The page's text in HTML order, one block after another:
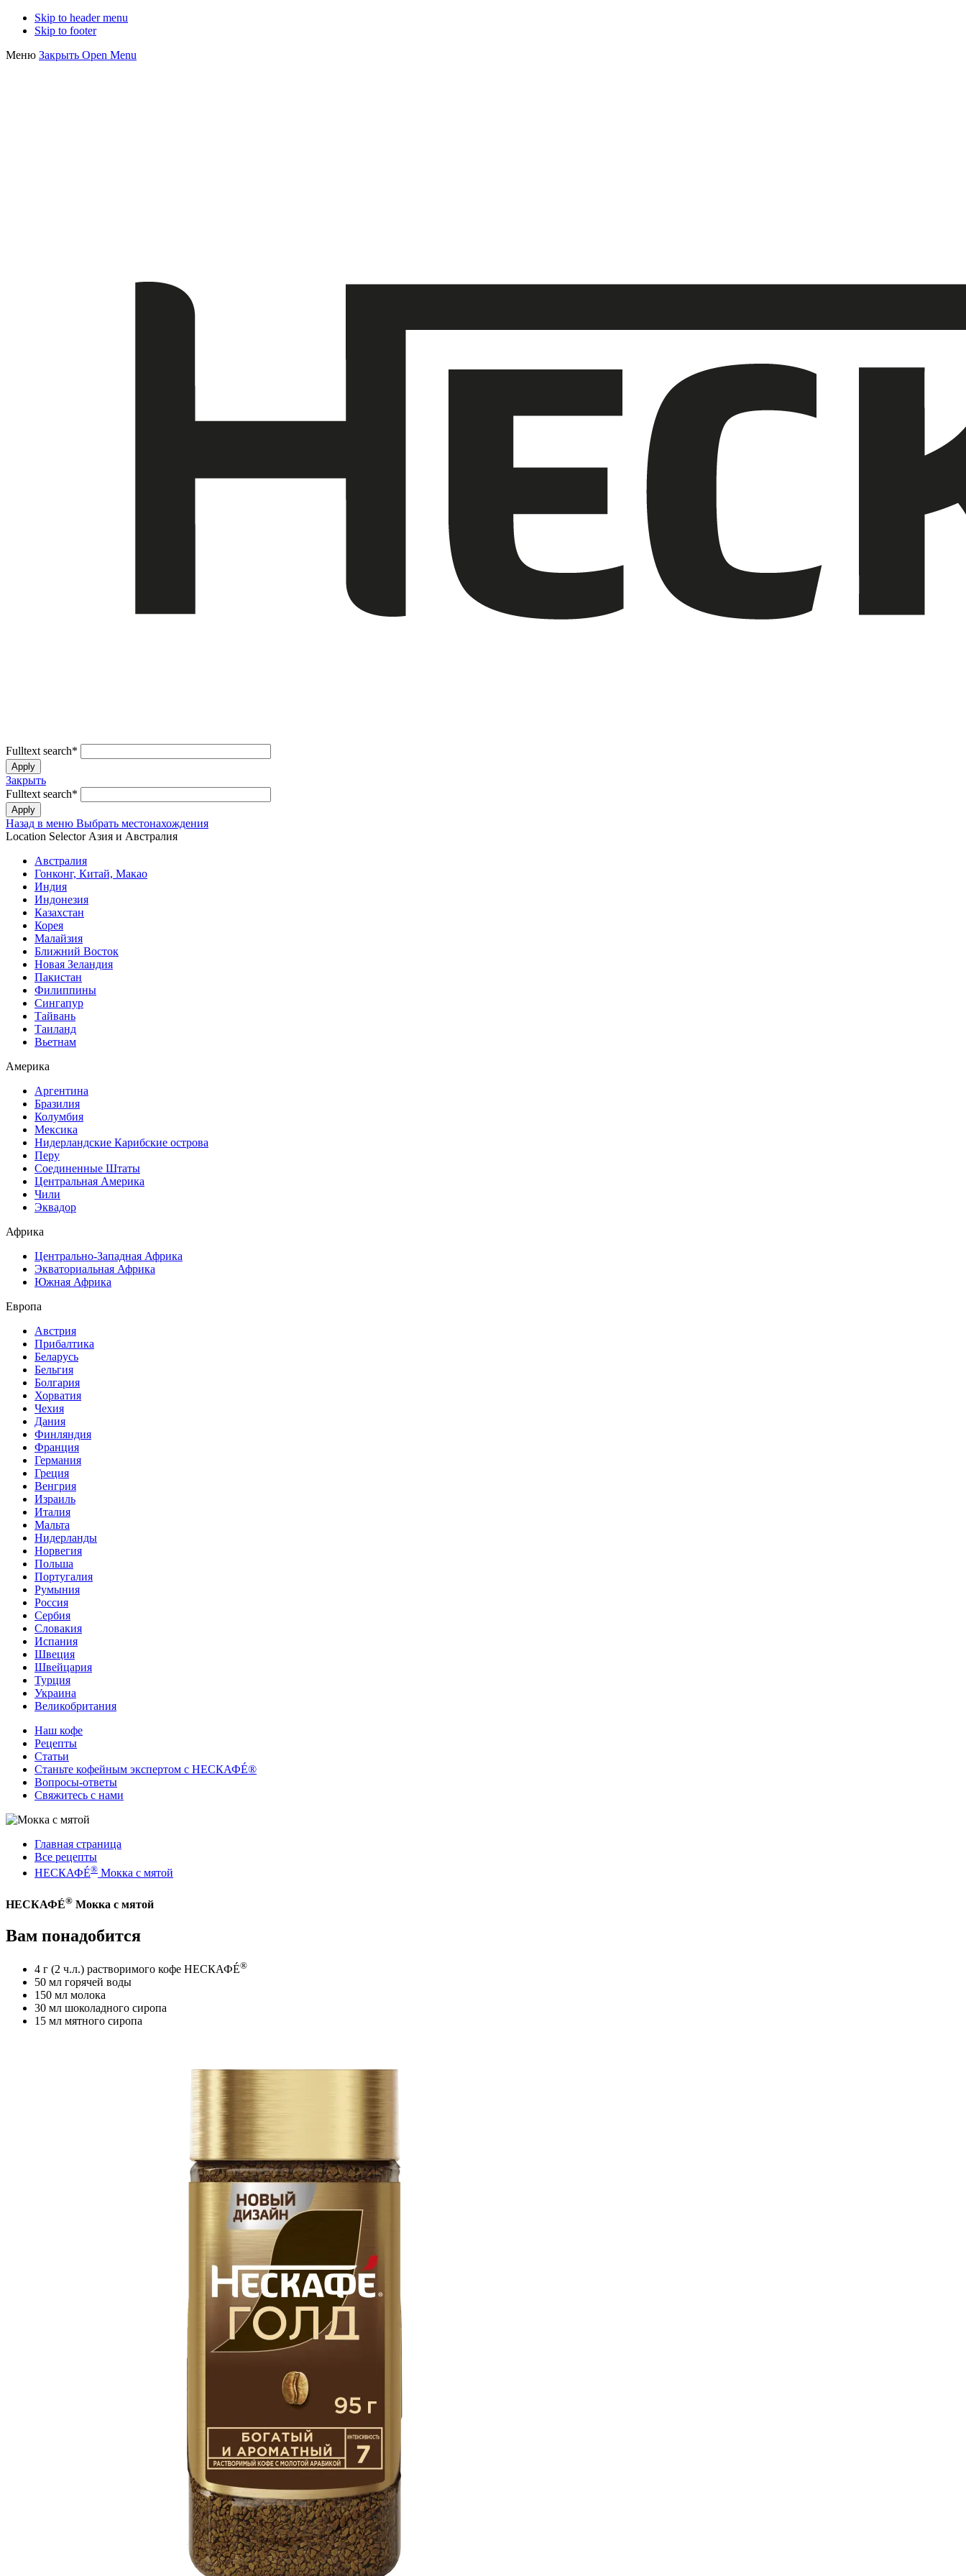
Skip to header menu
Skip to footer
Меню Закрыть Open Menu
Fulltext search*
Закрыть
Fulltext search*
Назад в меню Выбрать местонахождения
Location Selector Азия и Австралия
Австралия
Гонконг, Китай, Макао
Индия
Индонезия
Казахстан
Корея
Малайзия
Ближний Восток
Новая Зеландия
Пакистан
Филиппины
Сингапур
Тайвань
Таиланд
Вьетнам
Америка
Аргентина
Бразилия
Колумбия
Мексика
Нидерландские Карибские острова
Перу
Соединенные Штаты
Центральная Америка
Чили
Эквадор
Африка
Центрально-Западная Африка
Экваториальная Африка
Южная Африка
Европа
Австрия
Прибалтика
Беларусь
Бельгия
Болгария
Хорватия
Чехия
Дания
Финляндия
Франция
Германия
Греция
Венгрия
Израиль
Италия
Мальта
Нидерланды
Норвегия
Польша
Португалия
Румыния
Россия
Сербия
Словакия
Испания
Швеция
Швейцария
Турция
Украина
Великобритания
Наш кофе
Рецепты
Cтатьи
Станьте кофейным экспертом с НЕСКАФÉ®
Вопросы-ответы
Свяжитесь с нами
Главная страница
Все рецепты
НЕСКАФÉ® Мокка с мятой
НЕСКАФÉ® Мокка с мятой
Вам понадобится
4 г (2 ч.л.) растворимого кофе НЕСКАФÉ®
50 мл горячей воды
150 мл молока
30 мл шоколадного сиропа
15 мл мятного сиропа